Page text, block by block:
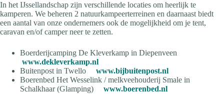
In het IJssellandschap zijn verschillende locaties om heerlijk te
kamperen. We beheren 2 natuurkampeerterreinen en daarnaast biedt
een aantal van onze ondernemers ook de mogelijkheid om je tent,
caravan en/of camper neer te zetten.
Boerderijcamping De Kleverkamp in Diepenveen
www.dekleverkamp.nl
Buitenpost in Twello www.bijbuitenpost.nl
Boerenbed Het Wesselink / melkveehouderij Smale in
Schalkhaar (Glamping) www.boerenbed.nl